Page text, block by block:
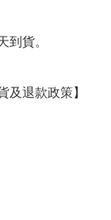
貨。
退款政策】